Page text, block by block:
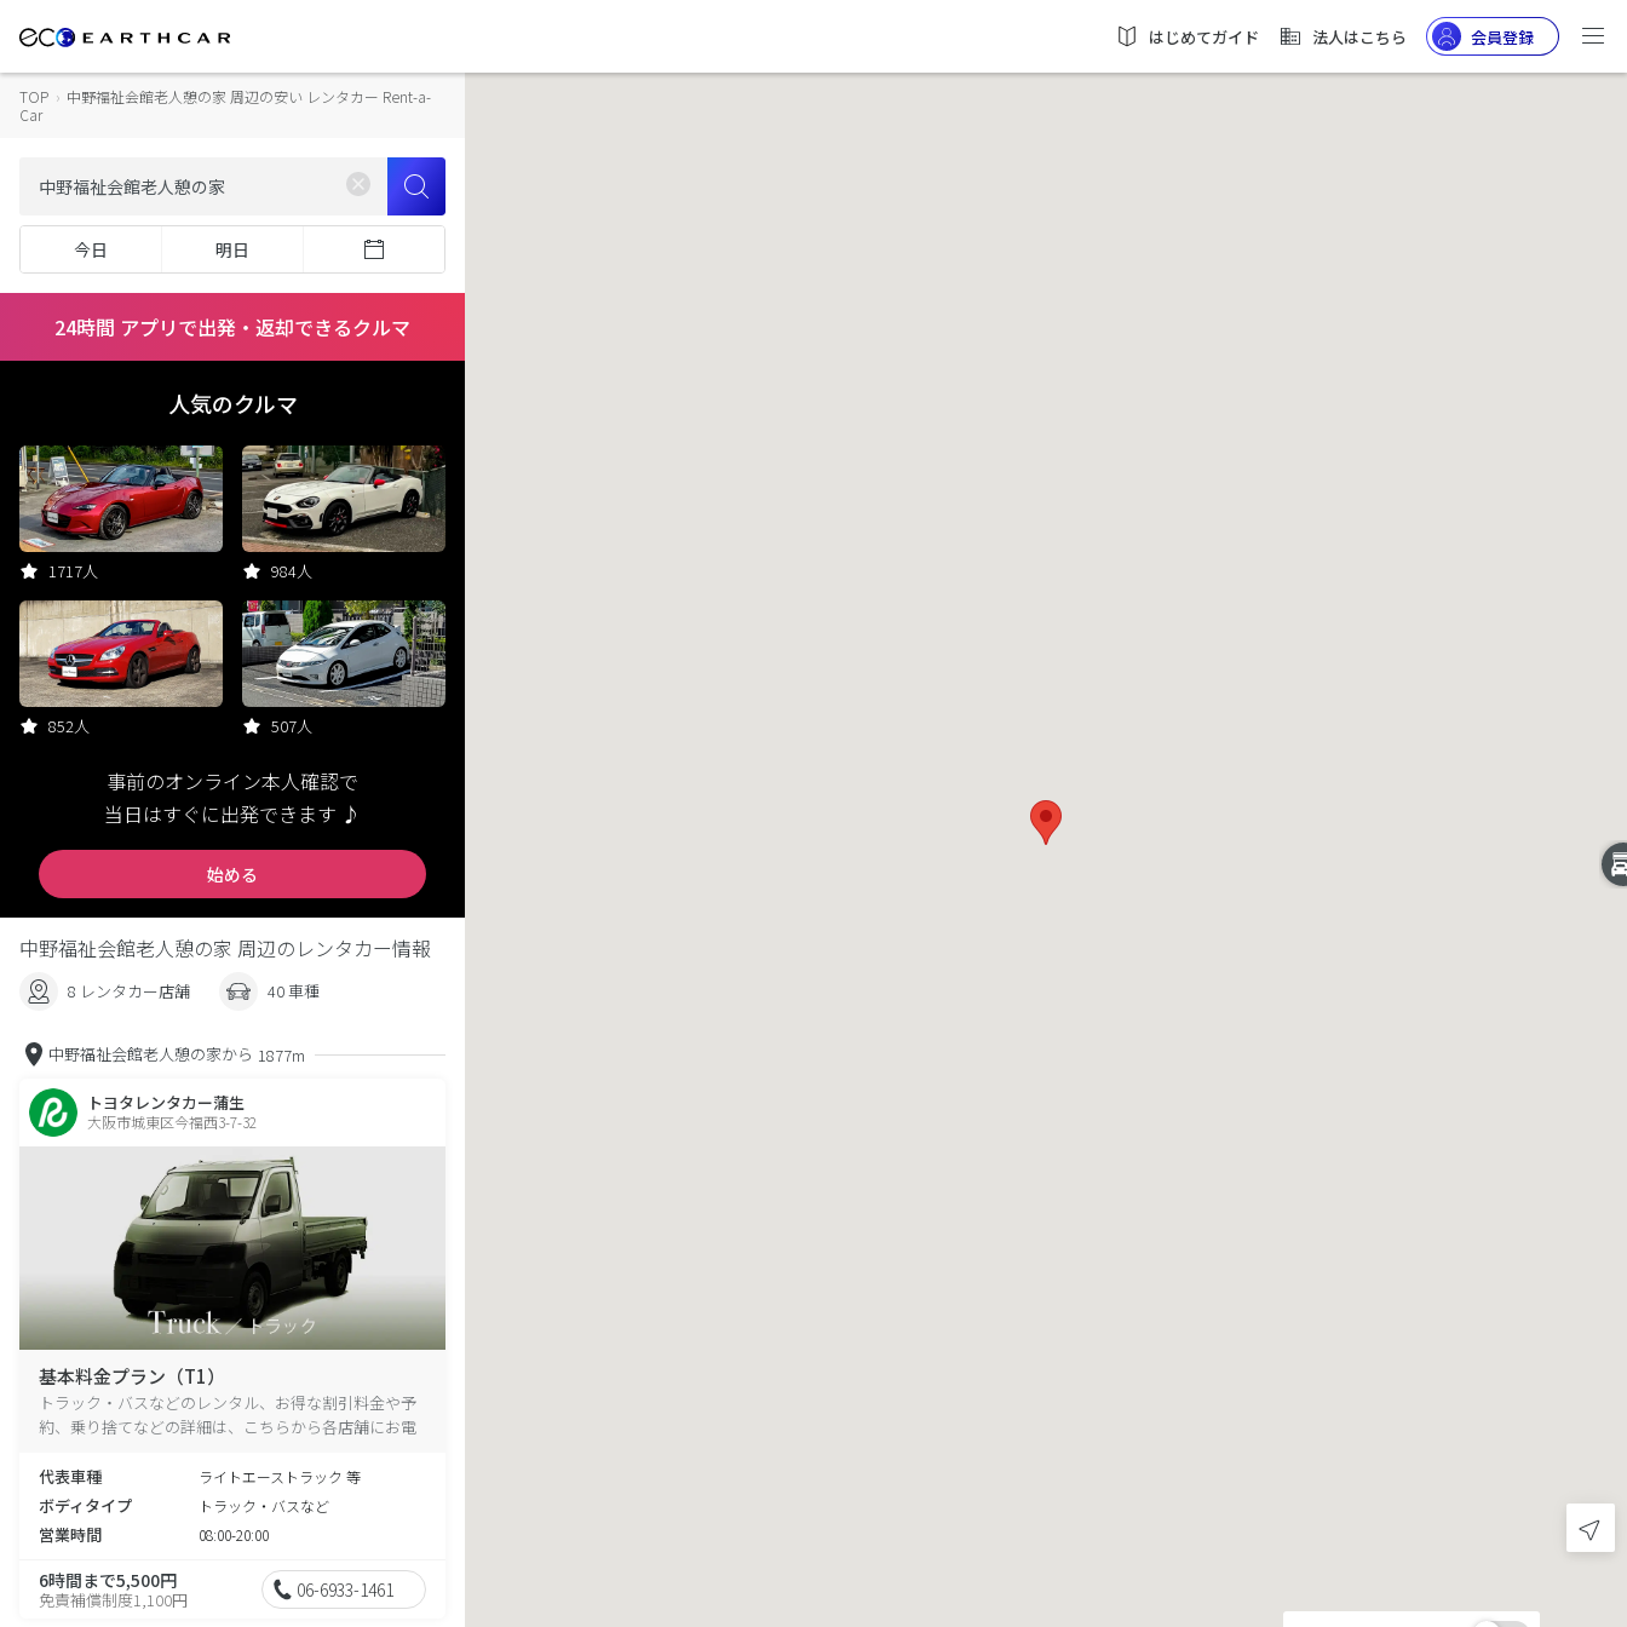
はじめてガイド 法人はこちら 会員登録
TOP › 中野福祉会館老人憩の家 周辺の安い レンタカー Rent-a-
Car
今日 明日
24時間 アプリで出発・返却できるクルマ
人気のクルマ
1717人 984人
852人 507人
事前のオンライン本人確認で
当日はすぐに出発できます ♪
始める
中野福祉会館老人憩の家 周辺のレンタカー情報
8 レンタカー店舗 40 車種
中野福祉会館老人憩の家から 1877m
トヨタレンタカー蒲生
大阪市城東区今福西3-7-32
基本料金プラン（T1）
トラック・バスなどのレンタル、お得な割引料金や予
約、乗り捨てなどの詳細は、こちらから各店舗にお電
代表車種
ライトエーストラック 等
ボディタイプ トラック・バスなど
営業時間 08:00-20:00
6時間まで5,500円
免責補償制度1,100円 06-6933-1461